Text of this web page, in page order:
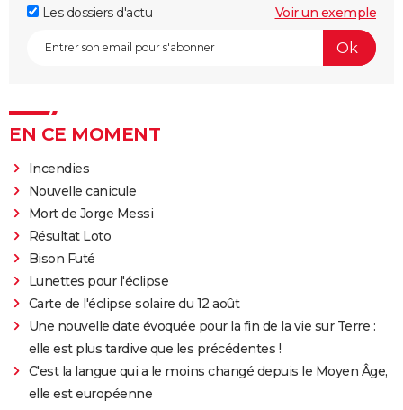
Les dossiers d'actu
Voir un exemple
EN CE MOMENT
Incendies
Nouvelle canicule
Mort de Jorge Messi
Résultat Loto
Bison Futé
Lunettes pour l'éclipse
Carte de l'éclipse solaire du 12 août
Une nouvelle date évoquée pour la fin de la vie sur Terre :
elle est plus tardive que les précédentes !
C'est la langue qui a le moins changé depuis le Moyen Âge,
elle est européenne